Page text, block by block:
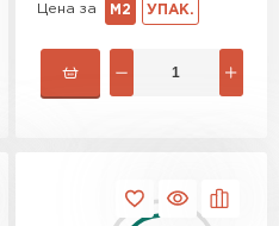
Цена за М2 УПАК.